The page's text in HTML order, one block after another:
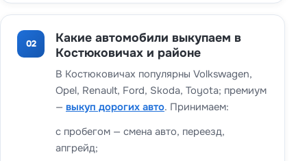
02
Какие автомобили выкупаем в
Костюковичах и районе
В Костюковичах популярны Volkswagen,
Opel, Renault, Ford, Skoda, Toyota; премиум
— выкуп дорогих авто. Принимаем:
с пробегом — смена авто, переезд,
апгрейд;